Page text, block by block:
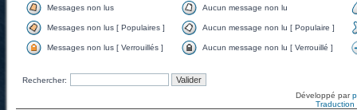
Messages non lus Aucun message non lu
Messages non lus [ Populaires ] Aucun message non lu [ Populaire ]
Messages non lus [ Verrouillés ] Aucun message non lu [ Verrouillé ]
Rechercher:
Développé par
Traduction